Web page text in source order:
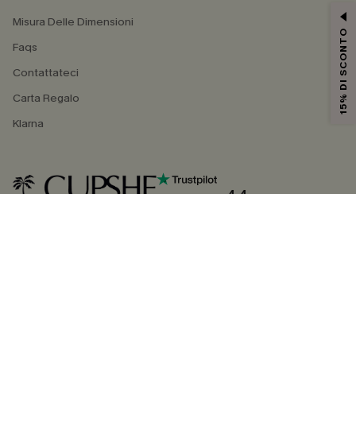
Misura Delle Dimensioni
Faqs
Contattateci
Carta Regalo
Klarna
4.4
15% DI SCONTO